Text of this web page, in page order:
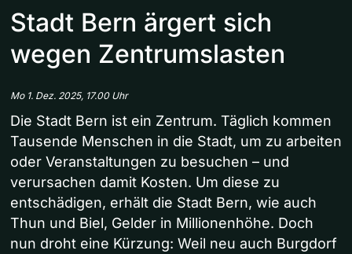
Stadt Bern ärgert sich
wegen Zentrumslasten
Mo 1. Dez. 2025, 17.00 Uhr
Die Stadt Bern ist ein Zentrum. Täglich kommen
Tausende Menschen in die Stadt, um zu arbeiten
oder Veranstaltungen zu besuchen – und
verursachen damit Kosten. Um diese zu
entschädigen, erhält die Stadt Bern, wie auch
Thun und Biel, Gelder in Millionenhöhe. Doch
nun droht eine Kürzung: Weil neu auch Burgdorf